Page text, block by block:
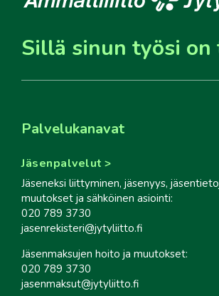
Sillä sinun työsi on
Palvelukanavat
Jäsenpalvelut
Jäseneksi liittyminen, jäsenyys,
muutokset ja sähköinen asiointi:
020 789 3730
jasenrekisteri@jytyliitto.fi
Jäsenmaksujen hoito ja muutokset:
020 789 3730
jasenmaksut@jytyliitto.fi